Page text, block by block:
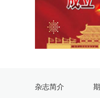
杂志简介